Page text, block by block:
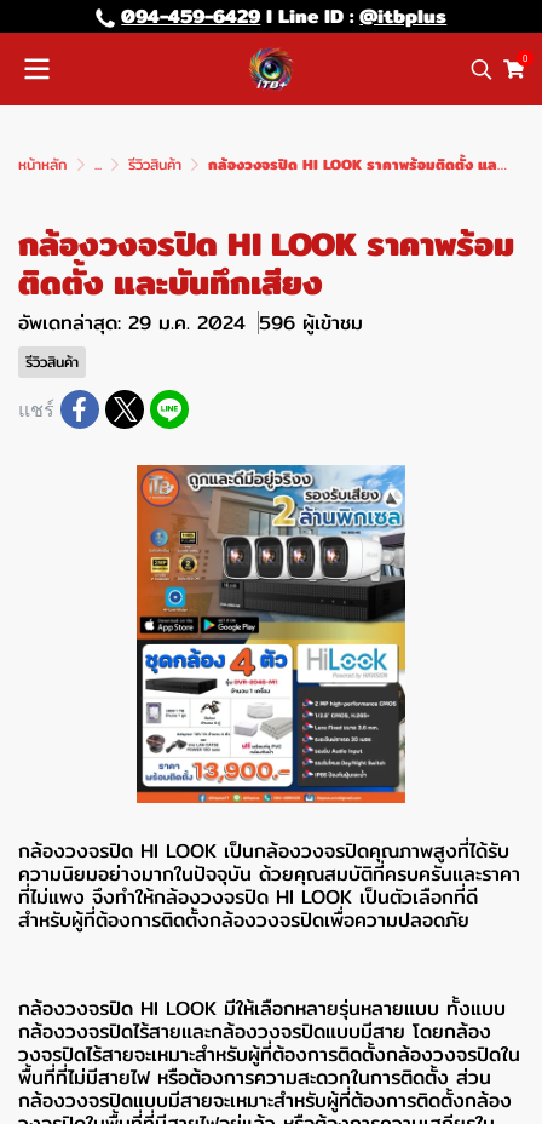
094-459-6429l Line lD :@itbplus
0
หน้าหลัก ... รีวิวสินค้า กล้องวงจรปิด HI LOOK ราคาพร้อมติดตั้ง และบันทึกเสียง
กล้องวงจรปิด HI LOOK ราคาพร้อม
ติดตั้ง และบันทึกเสียง
อัพเดทล่าสุด: 29 ม.ค. 2024 596 ผู้เข้าชม
รีวิวสินค้า
แชร์
กล้องวงจรปิด HI LOOK เป็นกล้องวงจรปิดคุณภาพสูงที่ได้รับ
ความนิยมอย่างมากในปัจจุบัน ด้วยคุณสมบัติที่ครบครันและราคา
ที่ไม่แพง จึงทำให้กล้องวงจรปิด HI LOOK เป็นตัวเลือกที่ดี
สำหรับผู้ที่ต้องการติดตั้งกล้องวงจรปิดเพื่อความปลอดภัย
กล้องวงจรปิด HI LOOK มีให้เลือกหลายรุ่นหลายแบบ ทั้งแบบ
กล้องวงจรปิดไร้สายและกล้องวงจรปิดแบบมีสาย โดยกล้อง
วงจรปิดไร้สายจะเหมาะสำหรับผู้ที่ต้องการติดตั้งกล้องวงจรปิดใน
พื้นที่ที่ไม่มีสายไฟ หรือต้องการความสะดวกในการติดตั้ง ส่วน
กล้องวงจรปิดแบบมีสายจะเหมาะสำหรับผู้ที่ต้องการติดตั้งกล้อง